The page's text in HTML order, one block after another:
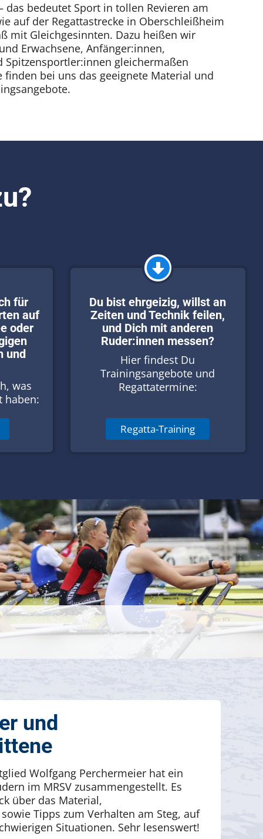
das bedeutet Sport in tollen Revieren am
auf der Regattastrecke in Oberschleißheim
mit Gleichgesinnten. Dazu heißen wir
Erwachsene, Anfänger:innen,
Spitzensportler:innen gleichermaßen
bei uns das geeignete Material und
für
auf
oder
und
was
haben:
Du bist ehrgeizig, willst an
Zeiten und Technik feilen,
und Dich mit anderen
Ruder:innen messen?
Hier findest Du
Trainingsangebote und
Regattatermine:
Regatta-Training
und
Wolfgang Perchermeier hat ein
im MRSV zusammengestellt. Es
über das Material,
Tipps zum Verhalten am Steg, auf
Situationen. Sehr lesenswert!